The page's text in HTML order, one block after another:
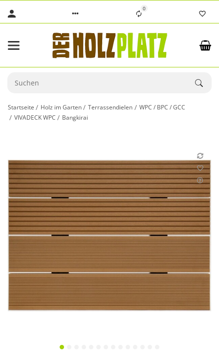
0
Startseite Holz im Garten Terrassendielen
WPC / BPC / GCC
VIVADECK WPC
Bangkirai